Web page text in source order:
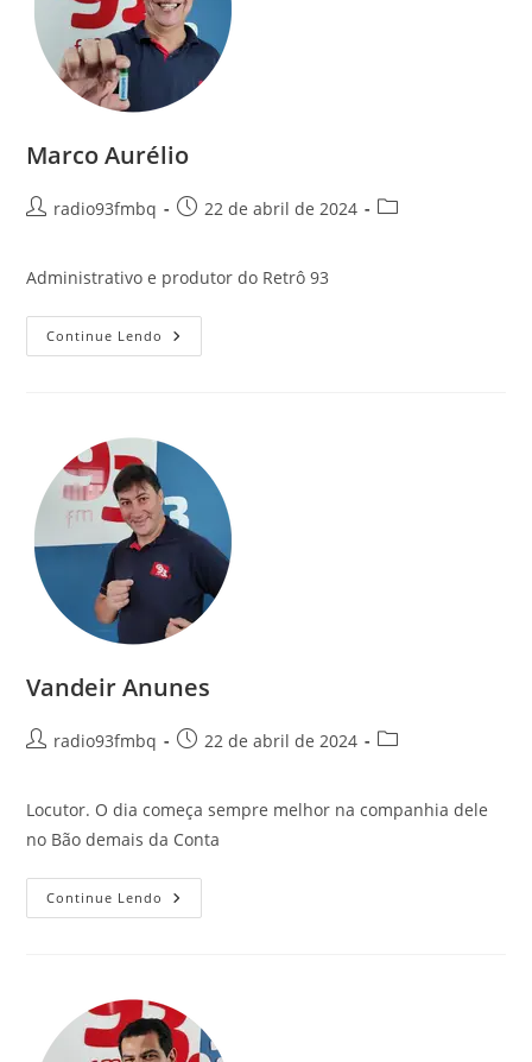
Marco Aurélio
radio93fmbq 22 de abril de 2024
Administrativo e produtor do Retrô 93
Continue Lendo
Vandeir Anunes
radio93fmbq 22 de abril de 2024
Locutor. O dia começa sempre melhor na companhia dele
no Bão demais da Conta
Continue Lendo